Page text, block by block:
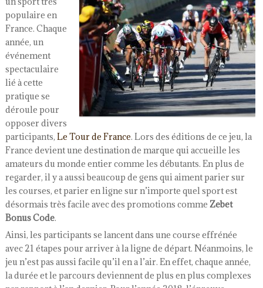
populaire en
France. Chaque
année, un
événement
spectaculaire
lié à cette
pratique se
déroule pour
opposer divers
participants, Le Tour de France. Lors des éditions de ce jeu, la
France devient une destination de marque qui accueille les
amateurs du monde entier comme les débutants. En plus de
regarder, il y a aussi beaucoup de gens qui aiment parier sur
les courses, et parier en ligne sur n’importe quel sport est
désormais très facile avec des promotions comme Zebet
Bonus Code.
Ainsi, les participants se lancent dans une course effrénée
avec 21 étapes pour arriver à la ligne de départ. Néanmoins, le
jeu n’est pas aussi facile qu’il en a l’air. En effet, chaque année,
la durée et le parcours deviennent de plus en plus complexes